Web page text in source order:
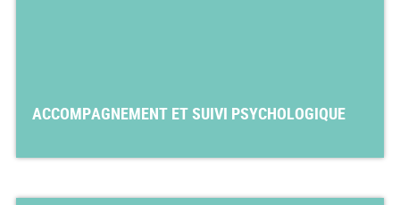
ACCOMPAGNEMENT ET SUIVI PSYCHOLOGIQUE